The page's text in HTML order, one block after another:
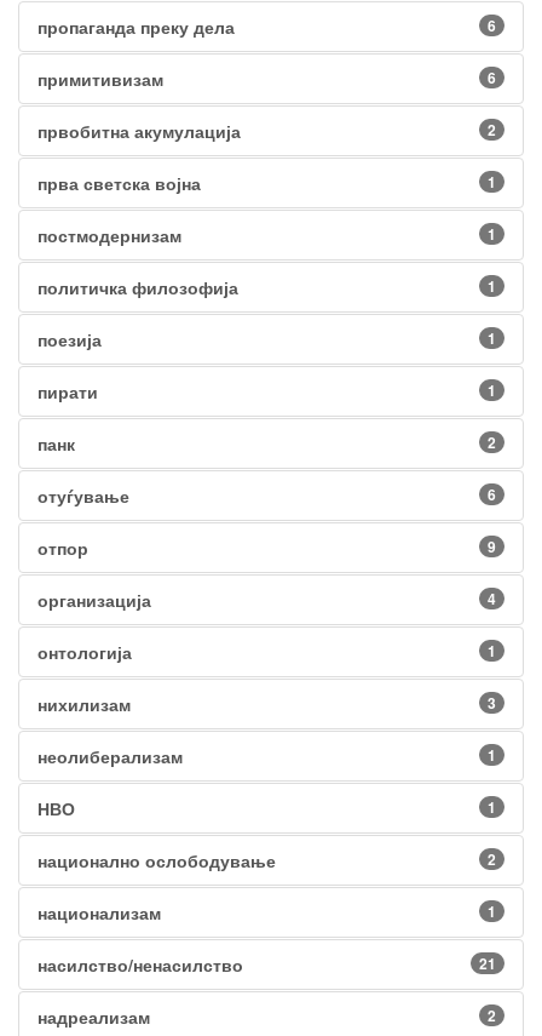
пропаганда преку дела 6
примитивизам 6
првобитна акумулација 2
прва светска војна 1
постмодернизам 1
политичка филозофија 1
поезија 1
пирати 1
панк 2
отуѓување 6
отпор 9
организација 4
онтологија 1
нихилизам 3
неолиберализам 1
НВО 1
национално ослободување 2
национализам 1
насилство/ненасилство 21
надреализам 2